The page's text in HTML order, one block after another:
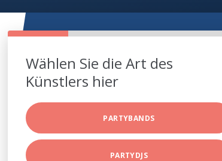
Wählen Sie die Art des
Künstlers hier
PARTYBANDS
PARTYDJS